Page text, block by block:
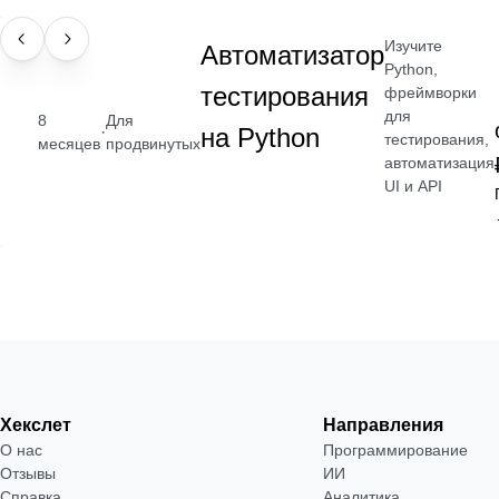
ПРОФЕССИЯ
8
месяцев
·
Для
продвинутых
Автоматизатор
тестирования
на Python
Изучите
Python,
фреймворки
для
тестирования,
автоматизация
UI и API
Хекслет
О нас
Отзывы
Направления
Программирование
ИИ